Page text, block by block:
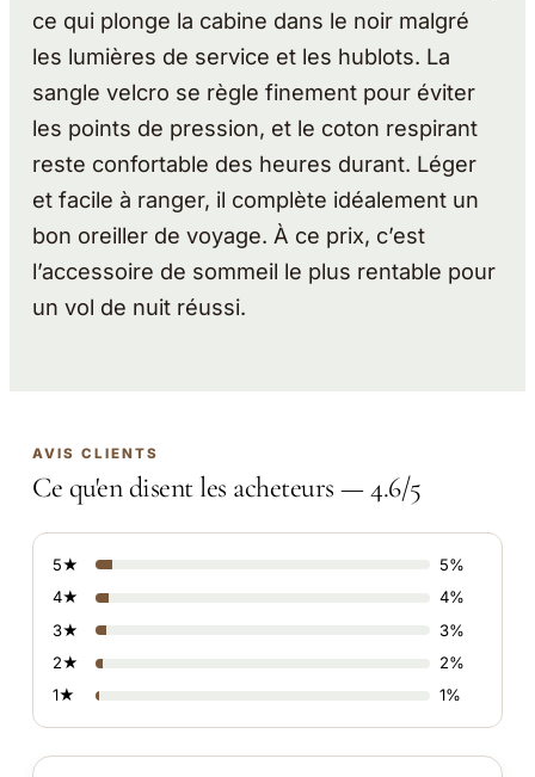
ce qui plonge la cabine dans le noir malgré
les lumières de service et les hublots. La
sangle velcro se règle finement pour éviter
les points de pression, et le coton respirant
reste confortable des heures durant. Léger
et facile à ranger, il complète idéalement un
bon oreiller de voyage. À ce prix, c’est
l’accessoire de sommeil le plus rentable pour
un vol de nuit réussi.
AVIS CLIENTS
Ce qu'en disent les acheteurs — 4.6/5
5★
5%
4★
4%
3★
3%
2★
2%
1★
1%